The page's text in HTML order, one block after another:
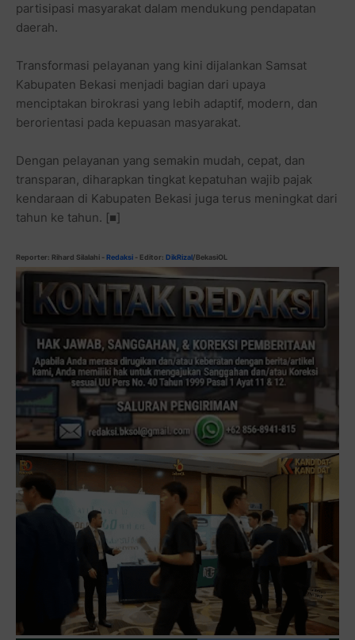
partisipasi masyarakat dalam mendukung pendapatan
daerah.
Transformasi pelayanan yang kini dijalankan Samsat
Kabupaten Bekasi menjadi bagian dari upaya
menciptakan birokrasi yang lebih adaptif, modern, dan
berorientasi pada kepuasan masyarakat.
Dengan pelayanan yang semakin mudah, cepat, dan
transparan, diharapkan tingkat kepatuhan wajib pajak
kendaraan di Kabupaten Bekasi juga terus meningkat dari
tahun ke tahun. [■]
Reporter: Rihard Silalahi -Redaksi - Editor: DikRizal/BekasiOL